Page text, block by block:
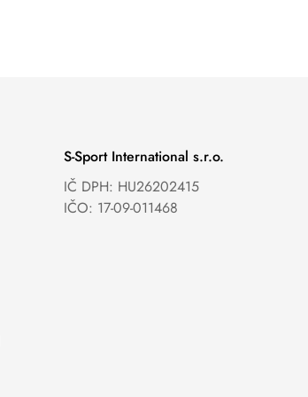
S-Sport International s.r.o.
IČ DPH: HU26202415
IČO: 17-09-011468